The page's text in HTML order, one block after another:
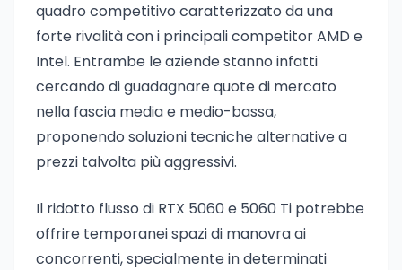
quadro competitivo caratterizzato da una
forte rivalità con i principali competitor AMD e
Intel. Entrambe le aziende stanno infatti
cercando di guadagnare quote di mercato
nella fascia media e medio-bassa,
proponendo soluzioni tecniche alternative a
prezzi talvolta più aggressivi.
Il ridotto flusso di RTX 5060 e 5060 Ti potrebbe
offrire temporanei spazi di manovra ai
concorrenti, specialmente in determinati